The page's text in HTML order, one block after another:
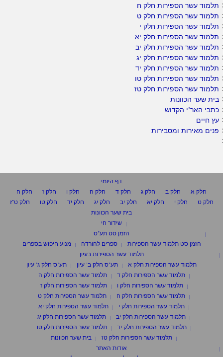
תלמוד עשר הספירות חלק ח
תלמוד עשר הספירות חלק ט
תלמוד עשר הספירות חלק י
תלמוד עשר הספירות חלק יא
תלמוד עשר הספירות חלק יב
תלמוד עשר הספירות חלק יג
תלמוד עשר הספירות חלק יד
תלמוד עשר הספירות חלק טו
תלמוד עשר הספירות חלק טז
בית שער הכוונות
כתבי האר"י הקדוש
עץ חיים
פנים מאירות ומסבירות
דף היומי
חלק א
חלק ב חלק ג חלק ד חלק ה חלק ו חלק ז
חלק ח
חלק ט
חלק י חלק יא חלק יב חלק יג חלק יד חלק טו
חלק ט"ז
בית שער הכוונות
שידור חי
הזמן סט תע"ס
הזמן סט תלמוד עשר הספירות
ספרים להורדה
מנוע חיפוש בספרים
תלמוד עשר הספירות בעיון
תלמוד עשר הספירות חלק א
תע"ס חלק ב' עיון
תע"ס חלק ג' עיון
תלמוד עשר הספירות חלק ד
תלמוד עשר הספירות חלק ה
תלמוד עשר הספירות חלק ו
תלמוד עשר הספירות חלק ז
תלמוד עשר הספירות חלק ח
תלמוד עשר הספירות חלק ט
תלמוד עשר הספירות חלק י
תלמוד עשר הספירות חלק יא
תלמוד עשר הספירות חלק יב
תלמוד עשר הספירות חלק יג
תלמוד עשר הספירות חלק יד
תלמוד עשר הספירות חלק טו
תלמוד עשר הספירות חלק טז
בית שער הכוונות
אודות האתר